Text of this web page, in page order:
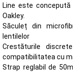
Line este
Oakley.
Săculeț din
lentilelor
Crestăturile
compatibilitatea cu
Strap reglabil de